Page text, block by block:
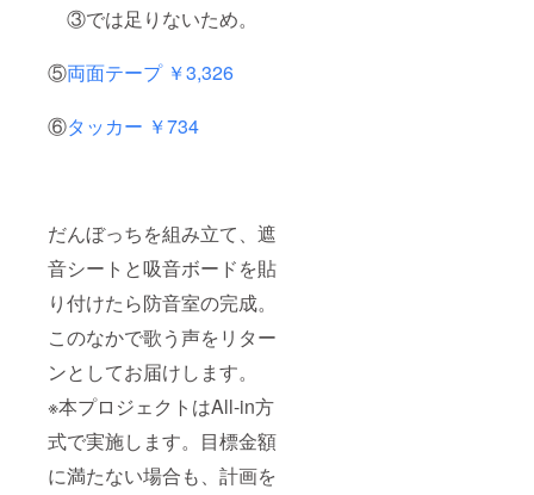
③では足りないため。
⑤両面テープ ￥3,326
⑥タッカー ￥734
だんぼっちを組み立て、遮
音シートと吸音ボードを貼
り付けたら防音室の完成。
このなかで歌う声をリター
ンとしてお届けします。
※本プロジェクトはAll-in方
式で実施します。目標金額
に満たない場合も、計画を